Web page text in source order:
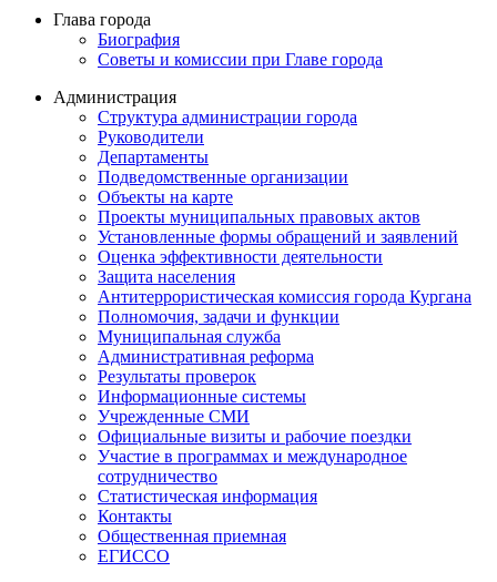
Глава города
Биография
Советы и комиссии при Главе города
Администрация
Структура администрации города
Руководители
Департаменты
Подведомственные организации
Объекты на карте
Проекты муниципальных правовых актов
Установленные формы обращений и заявлений
Оценка эффективности деятельности
Защита населения
Антитеррористическая комиссия города Кургана
Полномочия, задачи и функции
Муниципальная служба
Административная реформа
Результаты проверок
Информационные системы
Учрежденные СМИ
Официальные визиты и рабочие поездки
Участие в программах и международное
сотрудничество
Статистическая информация
Контакты
Общественная приемная
ЕГИССО